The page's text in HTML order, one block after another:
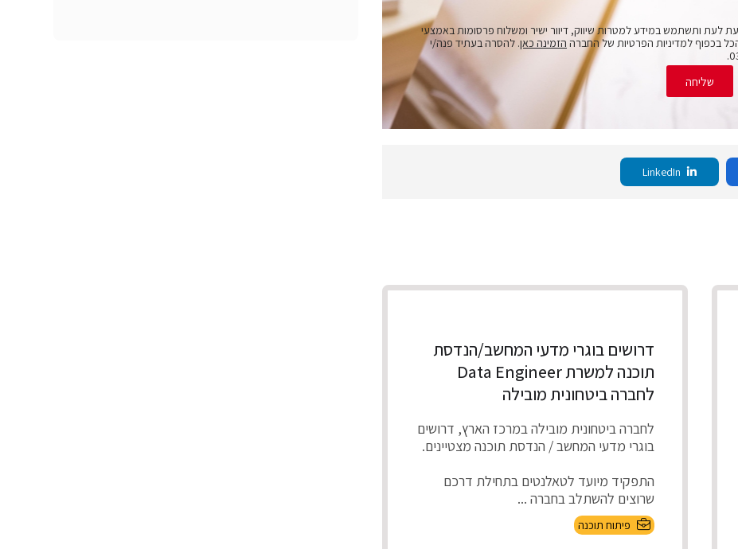
לעת ותשתמש במידע למטרות שיווק, דיוור ישיר ומשלוח פרסומות באמצעי
בכפוף למדיניות הפרטיות של החברה הזמינה כאן. להסרה בעתיד פנה/י
שליחה
דרושים בוגרי מדעי המחשב/הנדסת
תוכנה למשרת Data Engineer
לחברה ביטחונית מובילה
לחברה ביטחונית מובילה במרכז הארץ, דרושים
בוגרי מדעי המחשב / הנדסת תוכנה מצטיינים.
התפקיד מיועד לטאלנטים בתחילת דרכם
שרוצים להשתלב בחברה ...
פיתוח תוכנה